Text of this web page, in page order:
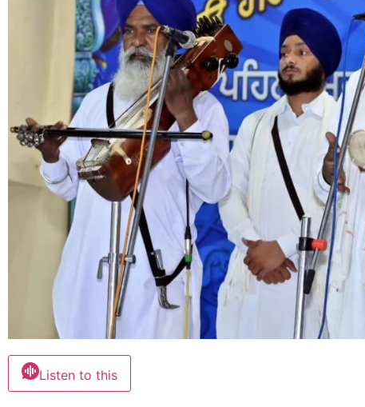
Listen to this